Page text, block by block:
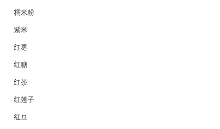
糯米粉
紫米
红枣
红糖
红茶
红莲子
红豆